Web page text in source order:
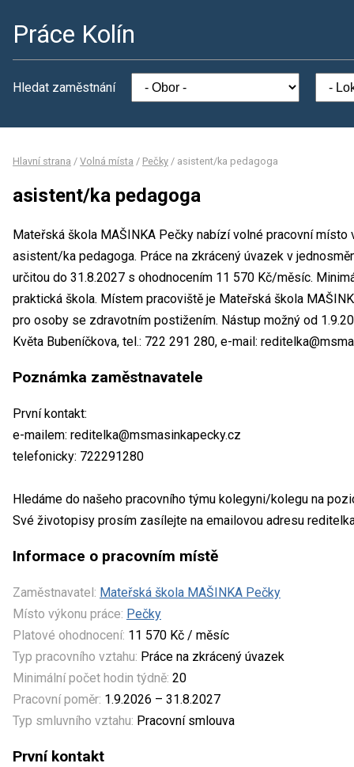
Práce Kolín
Hledat zaměstnání
Hlavní strana / Volná místa / Pečky / asistent/ka pedagoga
asistent/ka pedagoga
Mateřská škola MAŠINKA Pečky nabízí volné pracovní místo
asistent/ka pedagoga. Práce na zkrácený úvazek v
určitou do 31.8.2027 s ohodnocením 11 570 Kč/měsíc.
praktická škola. Místem pracoviště je Mateřská škola
pro osoby se zdravotním postižením. Nástup možný od
Květa Bubeníčkova, tel.: 722 291 280, e-mail:
Poznámka zaměstnavatele
První kontakt:
e-mailem: reditelka@msmasinkapecky.cz
telefonicky: 722291280
Hledáme do našeho pracovního týmu kolegyni/kolegu na
Své životopisy prosím zasílejte na emailovou adresu
Informace o pracovním místě
Zaměstnavatel: Mateřská škola MAŠINKA Pečky
Místo výkonu práce: Pečky
Platové ohodnocení: 11 570 Kč / měsíc
Typ pracovního vztahu: Práce na zkrácený úvazek
Minimální počet hodin týdně: 20
Pracovní poměr: 1.9.2026 – 31.8.2027
Typ smluvního vztahu: Pracovní smlouva
První kontakt